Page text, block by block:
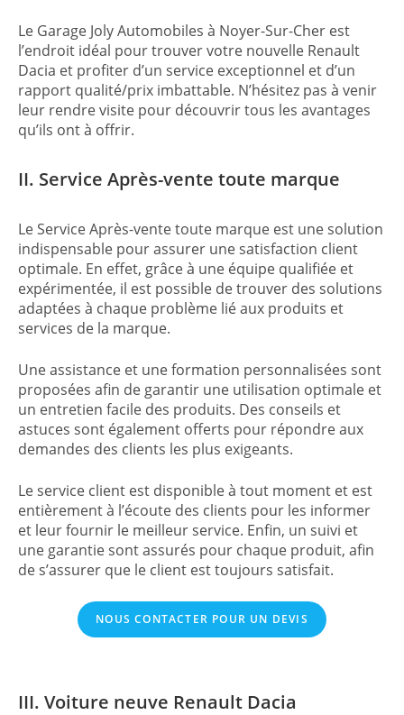
Le Garage Joly Automobiles à Noyer-Sur-Cher est
l’endroit idéal pour trouver votre nouvelle Renault
Dacia et profiter d’un service exceptionnel et d’un
rapport qualité/prix imbattable. N’hésitez pas à venir
leur rendre visite pour découvrir tous les avantages
qu’ils ont à offrir.
II. Service Après-vente toute marque
Le Service Après-vente toute marque est une solution
indispensable pour assurer une satisfaction client
optimale. En effet, grâce à une équipe qualifiée et
expérimentée, il est possible de trouver des solutions
adaptées à chaque problème lié aux produits et
services de la marque.
Une assistance et une formation personnalisées sont
proposées afin de garantir une utilisation optimale et
un entretien facile des produits. Des conseils et
astuces sont également offerts pour répondre aux
demandes des clients les plus exigeants.
Le service client est disponible à tout moment et est
entièrement à l’écoute des clients pour les informer
et leur fournir le meilleur service. Enfin, un suivi et
une garantie sont assurés pour chaque produit, afin
de s’assurer que le client est toujours satisfait.
NOUS CONTACTER POUR UN DEVIS
III. Voiture neuve Renault Dacia